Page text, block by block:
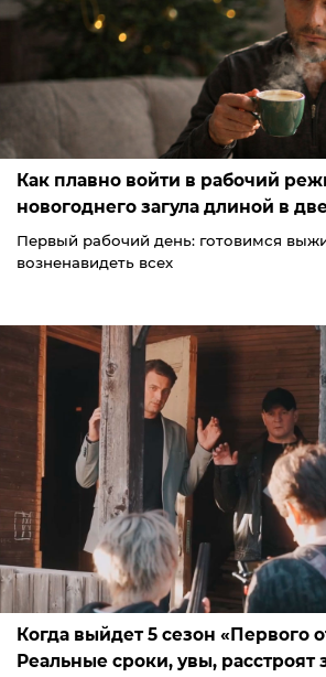
Как плавно войти в рабочий
новогоднего загула длиной в
Первый рабочий день: готовимся
возненавидеть всех
Когда выйдет 5 сезон «Первого
Реальные сроки, увы, расстроят